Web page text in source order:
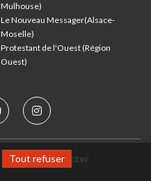
Mulhouse)
Le Nouveau Messager(Alsace-
Moselle)
Protestant de l'Ouest (Région
Ouest)
Nous contacter
Tout refuser